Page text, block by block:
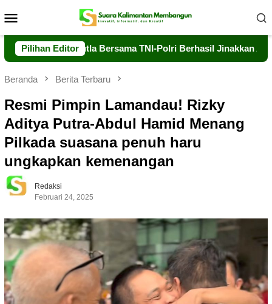
ke
Mobile
Pilihan EditorBersama TNI-Polri Berhasil Jinakkan Api di Timpah
Beranda Berita Terbaru
Resmi Pimpin Lamandau! Rizky
Aditya Putra-Abdul Hamid Menang
Pilkada suasana penuh haru
ungkapkan kemenangan
Redaksi
Februari 24, 2025